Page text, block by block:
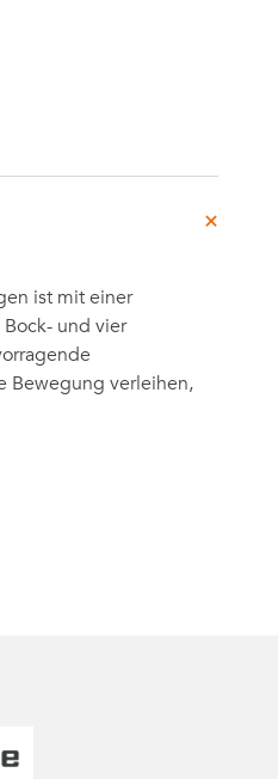
ist mit einer
und vier
Bewegung verleihen,